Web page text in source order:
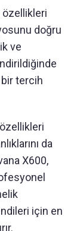
özellikleri
doğru
ve
tercih
da
X600,
için en